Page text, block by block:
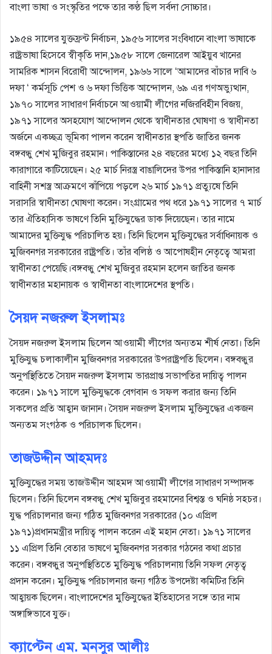
বাংলা ভাষা ও সংস্কৃতির পক্ষে তার কণ্ঠ ছিল সর্বদা সোচ্চার।
১৯৫৪ সালের যুক্তফ্রন্ট নির্বাচন, ১৯৫৬ সালের সংবিধানে বাংলা ভাষাকে
রাষ্ট্রভাষা হিসেবে স্বীকৃতি দান,১৯৫৮ সালে জেনারেল আইয়ুব খানের
সামরিক শাসন বিরোধী আন্দোলন, ১৯৬৬ সালে ‘আমাদের বাঁচার দাবি ৬
দফা ‘ কর্মসূচি পেশ ও ৬ দফা ভিত্তিক আন্দোলন, ৬৯ এর গণঅভ্যুত্থান,
১৯৭০ সালের সাধারণ নির্বাচনে আওয়ামী লীগের নজিরবিহীন বিজয়,
১৯৭১ সালের অসহযোগ আন্দোলন থেকে স্বাধীনতার ঘোষণা ও স্বাধীনতা
অর্জনে একচ্ছত্র ভূমিকা পালন করেন স্বাধীনতার স্থপতি জাতির জনক
বঙ্গবন্ধু শেখ মুজিবুর রহমান। পাকিস্তানের ২৪ বছরের মধ্যে ১২ বছর তিনি
কারাগারে কাটিয়েছেন। ২৫ মার্চ নিরস্ত্র বাঙালিদের উপর পাকিস্তানি হানাদার
বাহিনী সশস্ত্র আক্রমণে ঝাঁপিয়ে পড়লে ২৬ মার্চ ১৯৭১ প্রত্যুষে তিনি
সরাসরি স্বাধীনতা ঘোষণা করেন। সংগ্রামের পথ ধরে ১৯৭১ সালের ৭ মার্চ
তার ঐতিহাসিক ভাষণে তিনি মুক্তিযুদ্ধের ডাক দিয়েছেন। তার নামে
আমাদের মুক্তিযুদ্ধ পরিচালিত হয়। তিনি ছিলেন মুক্তিযুদ্ধের সর্বাধিনায়ক ও
মুজিবনগর সরকারের রাষ্ট্রপতি। তাঁর বলিষ্ঠ ও আপোষহীন নেতৃত্বে আমরা
স্বাধীনতা পেয়েছি।বঙ্গবন্ধু শেখ মুজিবুর রহমান হলেন জাতির জনক
স্বাধীনতার মহানায়ক ও স্বাধীনতা বাংলাদেশের স্থপতি।
সৈয়দ নজরুল ইসলামঃ
সৈয়দ নজরুল ইসলাম ছিলেন আওয়ামী লীগের অন্যতম শীর্ষ নেতা। তিনি
মুক্তিযুদ্ধ চলাকালীন মুজিবনগর সরকারের উপরাষ্ট্রপতি ছিলেন। বঙ্গবন্ধুর
অনুপস্থিতিতে সৈয়দ নজরুল ইসলাম ভারপ্রাপ্ত সভাপতির দায়িত্ব পালন
করেন। ১৯৭১ সালে মুক্তিযুদ্ধকে বেগবান ও সফল করার জন্য তিনি
সকলের প্রতি আহ্বান জানান। সৈয়দ নজরুল ইসলাম মুক্তিযুদ্ধের একজন
অন্যতম সংগঠক ও পরিচালক ছিলেন।
তাজউদ্দীন আহমদঃ
মুক্তিযুদ্ধের সময় তাজউদ্দীন আহমদ আওয়ামী লীগের সাধারণ সম্পাদক
ছিলেন। তিনি ছিলেন বঙ্গবন্ধু শেখ মুজিবুর রহমানের বিশ্বস্ত ও ঘনিষ্ঠ সহচর।
যুদ্ধ পরিচালনার জন্য গঠিত মুজিবনগর সরকারের (১০ এপ্রিল
১৯৭১)প্রধানমন্ত্রীর দায়িত্ব পালন করেন এই মহান নেতা। ১৯৭১ সালের
১১ এপ্রিল তিনি বেতার ভাষণে মুজিবনগর সরকার গঠনের কথা প্রচার
করেন। বঙ্গবন্ধুর অনুপস্থিতিতে মুক্তিযুদ্ধ পরিচালনায় তিনি সফল নেতৃত্ব
প্রদান করেন। মুক্তিযুদ্ধ পরিচালনার জন্য গঠিত উপদেষ্টা কমিটির তিনি
আহ্বায়ক ছিলেন। বাংলাদেশের মুক্তিযুদ্ধের ইতিহাসের সঙ্গে তার নাম
অঙ্গাঙ্গিভাবে যুক্ত।
ক্যাপ্টেন এম. মনসুর আলীঃ